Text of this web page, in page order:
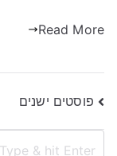
Read More
ניווט
פוסטים ישנים